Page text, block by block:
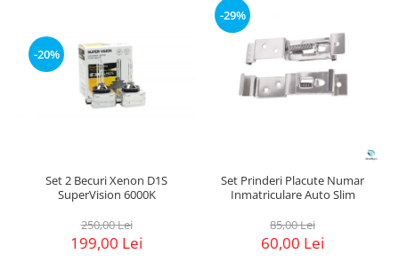
-20%
Set 2 Becuri Xenon D1S
SuperVision 6000K
250,00 Lei
199,00 Lei
-29%
Set Prinderi Placute Numar
Inmatriculare Auto Slim
85,00 Lei
60,00 Lei